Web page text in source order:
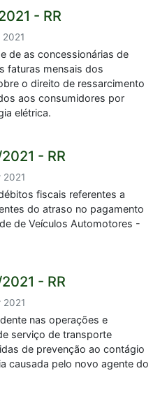
- RR
de as concessionárias de
faturas mensais dos
o direito de ressarcimento
aos consumidores por
elétrica.
- RR
2021
fiscais referentes a
do atraso no pagamento
de Veículos Automotores -
- RR
2021
nas operações e
serviço de transporte
de prevenção ao contágio
causada pelo novo agente do